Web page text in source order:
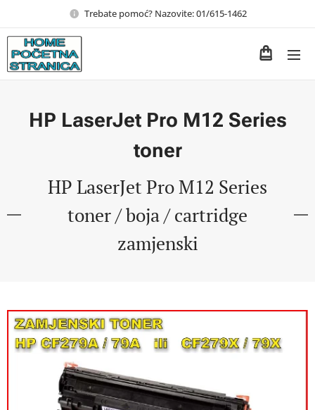
Trebate pomoć? Nazovite: 01/615-1462
HP LaserJet Pro M12 Series
toner
HP LaserJet Pro M12 Series
toner / boja / cartridge
zamjenski